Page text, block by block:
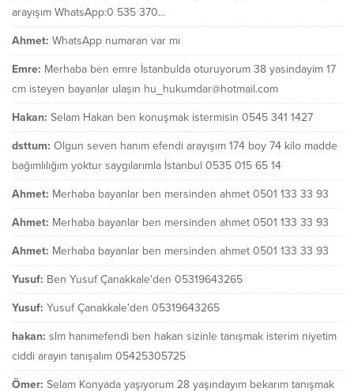
arayışım WhatsApp:0 535 370...
Ahmet: WhatsApp numaran var mı
Emre: Merhaba ben emre İstanbulda oturuyorum 38 yasindayim 17
cm isteyen bayanlar ulaşın hu_hukumdar@hotmail.com
Hakan: Selam Hakan ben konuşmak istermisin 0545 341 1427
dsttum: Olgun seven hanım efendi arayışım 174 boy 74 kilo madde
bağımlılığım yoktur saygılarımla İstanbul 0535 015 65 14
Ahmet: Merhaba bayanlar ben mersinden ahmet 0501 133 33 93
Ahmet: Merhaba bayanlar ben mersinden ahmet 0501 133 33 93
Ahmet: Merhaba bayanlar ben mersinden ahmet 0501 133 33 93
Yusuf: Ben Yusuf Çanakkale'den 05319643265
Yusuf: Yusuf Çanakkale'den 05319643265
hakan: slm hanımefendi ben hakan sizinle tanışmak isterim niyetim
ciddi arayın tanışalım 05425305725
Ömer: Selam Konyada yaşıyorum 28 yaşındayım bekarım tanışmak